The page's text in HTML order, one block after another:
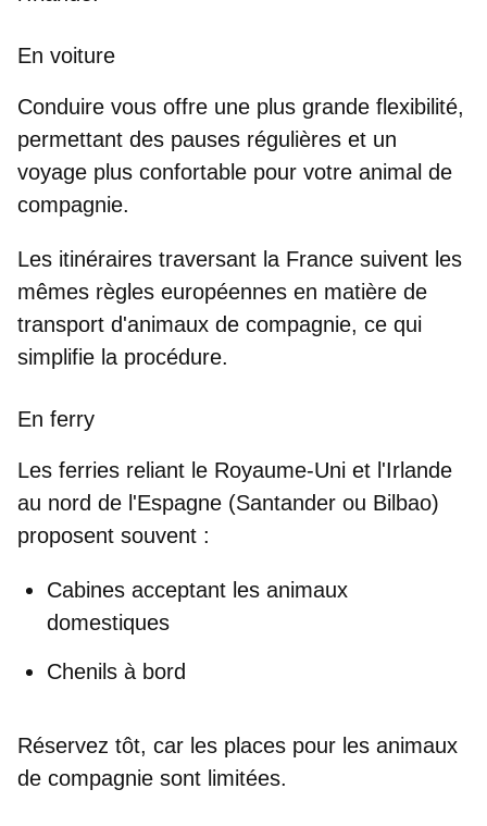
En voiture
Conduire vous offre une plus grande flexibilité,
permettant des pauses régulières et un
voyage plus confortable pour votre animal de
compagnie.
Les itinéraires traversant la France suivent les
mêmes règles européennes en matière de
transport d'animaux de compagnie, ce qui
simplifie la procédure.
En ferry
Les ferries reliant le Royaume-Uni et l'Irlande
au nord de l'Espagne (Santander ou Bilbao)
proposent souvent :
Cabines acceptant les animaux
domestiques
Chenils à bord
Réservez tôt, car les places pour les animaux
de compagnie sont limitées.